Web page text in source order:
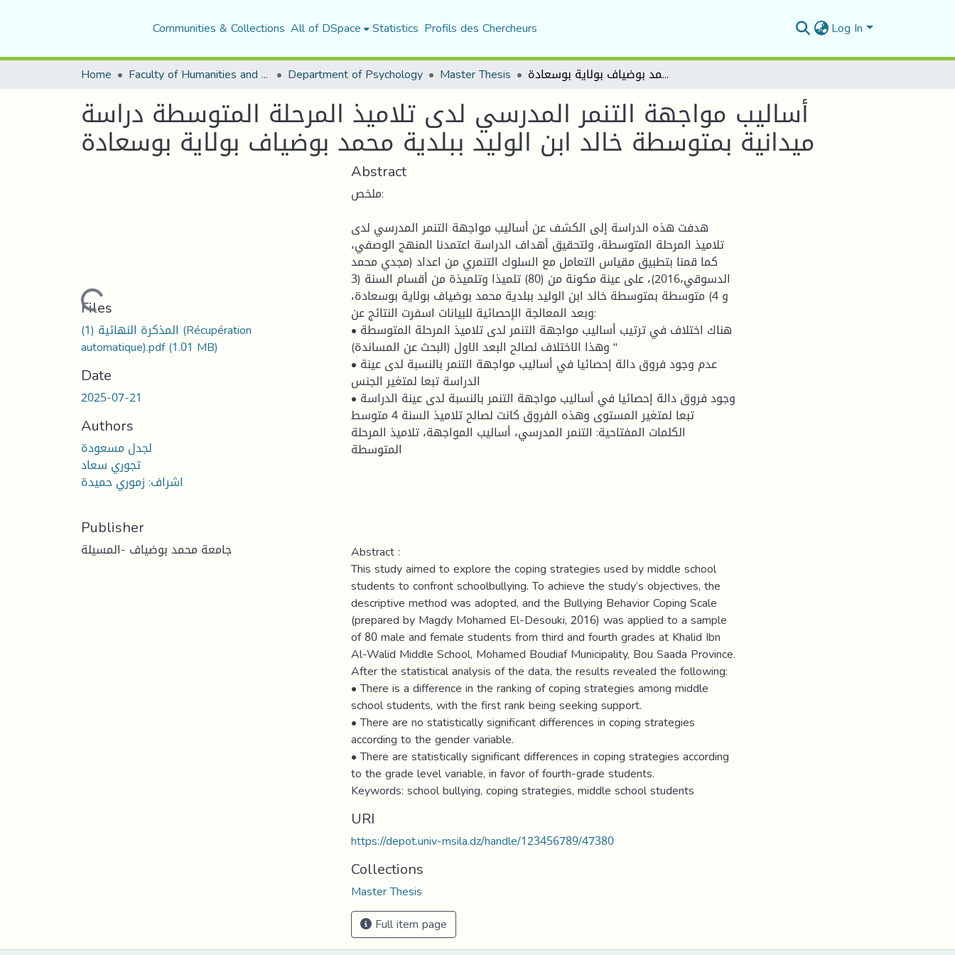
Communities & Collections All of DSpace Statistics Profils des Chercheurs Log In
Home Faculty of Humanities and Social Sciences Department of Psychology Master Thesis أساليب مواجهة التنمر المدرسي لدى تلاميذ المرحلة المتوسطة دراسة ميدانية بمتوسطة خالد ابن الوليد ببلدية محمد بوضياف بولاية بوسعادة
أساليب مواجهة التنمر المدرسي لدى تلاميذ المرحلة المتوسطة دراسة
ميدانية بمتوسطة خالد ابن الوليد ببلدية محمد بوضياف بولاية بوسعادة
Loading...
Files
المذكرة النهائية (1) (Récupération
automatique).pdf(1.01 MB)
Date
2025-07-21
Authors
لجدل مسعودة
تجوري سعاد
اشراف: زموري حميدة
Publisher
جامعة محمد بوضياف -المسيلة
Abstract
ملخص:
هدفت هذه الدراسة إلى الكشف عن أساليب مواجهة التنمر المدرسي لدى
تلاميذ المرحلة المتوسطة، ولتحقيق أهداف الدراسة اعتمدنا المنهج الوصفي،
كما قمنا بتطبيق مقياس التعامل مع السلوك التنمري من اعداد (مجدي محمد
الدسوقي،2016)، على عينة مكونة من (80) تلميذا وتلميذة من أقسام السنة (3
و 4) متوسطة بمتوسطة خالد ابن الوليد ببلدية محمد بوضياف بولاية بوسعادة،
وبعد المعالجة الإحصائية للبيانات اسفرت النتائج عن:
• هناك اختلاف في ترتيب أساليب مواجهة التنمر لدى تلاميذ المرحلة المتوسطة
" وهذا الاختلاف لصالح البعد الاول (البحث عن المساندة)
• عدم وجود فروق دالة إحصائيا في أساليب مواجهة التنمر بالنسبة لدى عينة
الدراسة تبعا لمتغير الجنس
• وجود فروق دالة إحصائيا في أساليب مواجهة التنمر بالنسبة لدى عينة الدراسة
تبعا لمتغير المستوى وهذه الفروق كانت لصالح تلاميذ السنة 4 متوسط
الكلمات المفتاحية: التنمر المدرسي، أساليب المواجهة، تلاميذ المرحلة
المتوسطة
Abstract :
This study aimed to explore the coping strategies used by middle school
students to confront schoolbullying. To achieve the study’s objectives, the
descriptive method was adopted, and the Bullying Behavior Coping Scale
(prepared by Magdy Mohamed El-Desouki, 2016) was applied to a sample
of 80 male and female students from third and fourth grades at Khalid Ibn
Al-Walid Middle School, Mohamed Boudiaf Municipality, Bou Saada Province.
After the statistical analysis of the data, the results revealed the following:
• There is a difference in the ranking of coping strategies among middle
school students, with the first rank being seeking support.
• There are no statistically significant differences in coping strategies
according to the gender variable.
• There are statistically significant differences in coping strategies according
to the grade level variable, in favor of fourth-grade students.
Keywords: school bullying, coping strategies, middle school students
URI
https://depot.univ-msila.dz/handle/123456789/47380
Collections
Master Thesis
Full item page